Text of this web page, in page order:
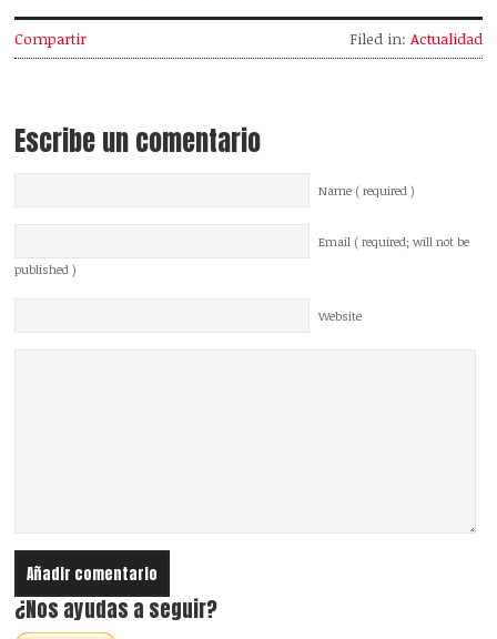
Compartir Filed in: Actualidad
Escribe un comentario
Name ( required )
Email ( required; will not be
published )
Website
¿Nos ayudas a seguir?